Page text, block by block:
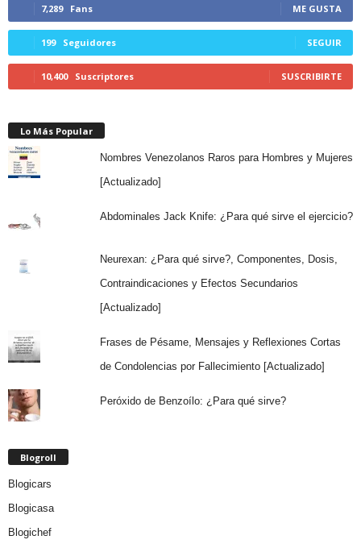
7,289 Fans ME GUSTA
199 Seguidores SEGUIR
10,400 Suscriptores SUSCRIBIRTE
Lo Más Popular
Nombres Venezolanos Raros para Hombres y Mujeres
[Actualizado]
Abdominales Jack Knife: ¿Para qué sirve el ejercicio?
Neurexan: ¿Para qué sirve?, Componentes, Dosis,
Contraindicaciones y Efectos Secundarios
[Actualizado]
Frases de Pésame, Mensajes y Reflexiones Cortas
de Condolencias por Fallecimiento [Actualizado]
Peróxido de Benzoílo: ¿Para qué sirve?
Blogroll
Blogicars
Blogicasa
Blogichef